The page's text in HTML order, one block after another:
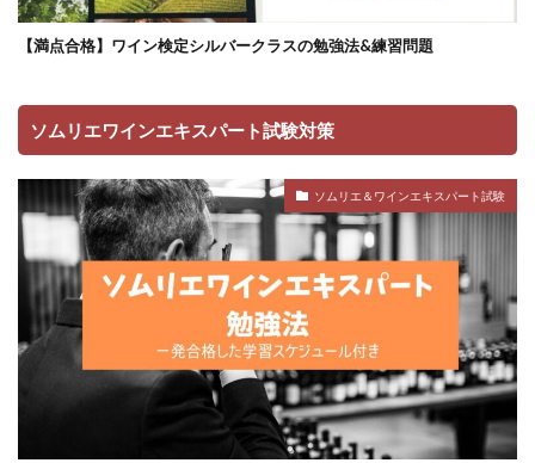
【満点合格】ワイン検定シルバークラスの勉強法&練習問題
ソムリエワインエキスパート試験対策
ソムリエ＆ワインエキスパート試験